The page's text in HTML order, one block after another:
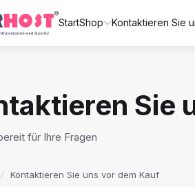
StartShop Kontaktieren Sie
Sie
für Ihre Fragen
Kontaktieren Sie uns vor dem Kauf